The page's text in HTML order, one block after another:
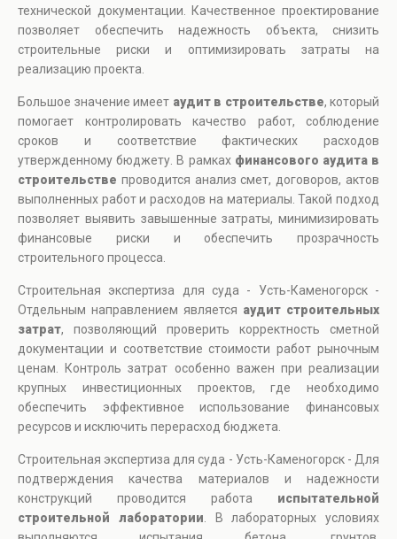
технической документации. Качественное проектирование
позволяет обеспечить надежность объекта, снизить
строительные риски и оптимизировать затраты на
реализацию проекта.
Большое значение имеет аудит в строительстве, который
помогает контролировать качество работ, соблюдение
сроков и соответствие фактических расходов
утвержденному бюджету. В рамках финансового аудита в
строительстве проводится анализ смет, договоров, актов
выполненных работ и расходов на материалы. Такой подход
позволяет выявить завышенные затраты, минимизировать
финансовые риски и обеспечить прозрачность
строительного процесса.
Строительная экспертиза для суда - Усть-Каменогорск -
Отдельным направлением является аудит строительных
затрат, позволяющий проверить корректность сметной
документации и соответствие стоимости работ рыночным
ценам. Контроль затрат особенно важен при реализации
крупных инвестиционных проектов, где необходимо
обеспечить эффективное использование финансовых
ресурсов и исключить перерасход бюджета.
Строительная экспертиза для суда - Усть-Каменогорск - Для
подтверждения качества материалов и надежности
конструкций проводится работа испытательной
строительной лаборатории . В лабораторных условиях